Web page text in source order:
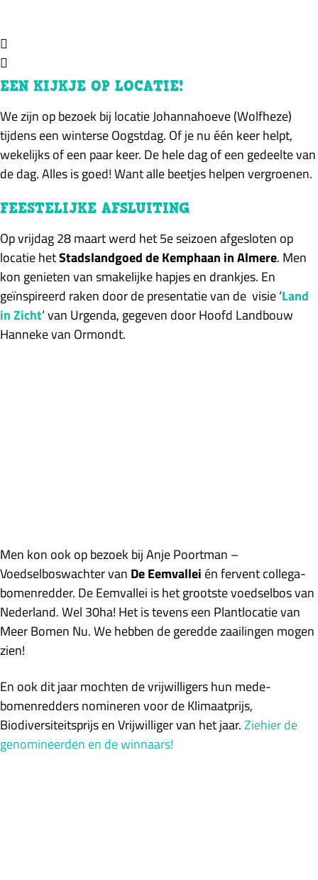
EEN KIJKJE OP LOCATIE!
We zijn op bezoek bij locatie Johannahoeve (Wolfheze)
tijdens een winterse Oogstdag. Of je nu één keer helpt,
wekelijks of een paar keer. De hele dag of een gedeelte van
de dag. Alles is goed! Want alle beetjes helpen vergroenen.
FEESTELIJKE AFSLUITING
Op vrijdag 28 maart werd het 5e seizoen afgesloten op
locatie hetStadslandgoed de Kemphaan in Almere. Men
kon genieten van smakelijke hapjes en drankjes. En
geïnspireerd raken door de presentatie van de visie ‘Land
in Zicht‘ van Urgenda, gegeven door Hoofd Landbouw
Hanneke van Ormondt.
Men kon ook op bezoek bij Anje Poortman –
Voedselboswachter van De Eemvallei én fervent collega-
bomenredder. De Eemvallei is het grootste voedselbos van
Nederland. Wel 30ha! Het is tevens een Plantlocatie van
Meer Bomen Nu. We hebben de geredde zaailingen mogen
zien!
En ook dit jaar mochten de vrijwilligers hun mede-
bomenredders nomineren voor de Klimaatprijs,
Biodiversiteitsprijs en Vrijwilliger van het jaar.Ziehier de
genomineerden en de winnaars!